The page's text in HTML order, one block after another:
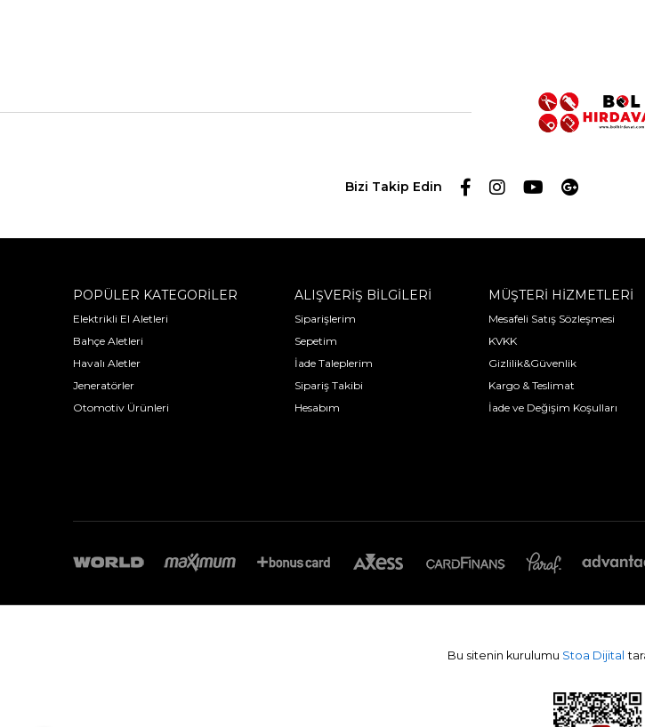
Bizi Takip Edin
POPÜLER KATEGORİLER
Elektrikli El Aletleri
Bahçe Aletleri
Havalı Aletler
Jeneratörler
Otomotiv Ürünleri
ALIŞVERİŞ BİLGİLERİ
Siparişlerim
Sepetim
İade Taleplerim
Sipariş Takibi
Hesabım
MÜŞTERİ HİZMETLERİ
Mesafeli Satış Sözleşmesi
KVKK
Gizlilik&Güvenlik
Kargo & Teslimat
İade ve Değişim Koşulları
Bu sitenin kurulumu Stoa Dijital